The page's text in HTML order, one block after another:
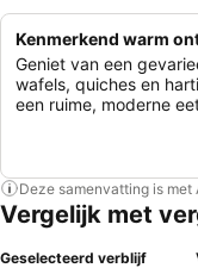
Kenmerkend warm
Geniet van een
wafels, quiches en
een ruime, moderne
Deze samenvatting is
Vergelijk met
Geselecteerd verblijf